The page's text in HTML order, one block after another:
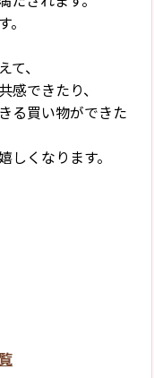
。
て、
感できたり、
る買い物ができた
しくなります。